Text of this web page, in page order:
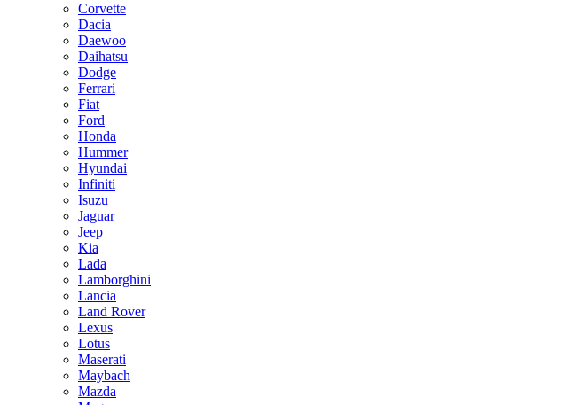
Corvette
Dacia
Daewoo
Daihatsu
Dodge
Ferrari
Fiat
Ford
Honda
Hummer
Hyundai
Infiniti
Isuzu
Jaguar
Jeep
Kia
Lada
Lamborghini
Lancia
Land Rover
Lexus
Lotus
Maserati
Maybach
Mazda